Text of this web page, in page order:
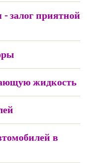
залог приятной
жидкость
в